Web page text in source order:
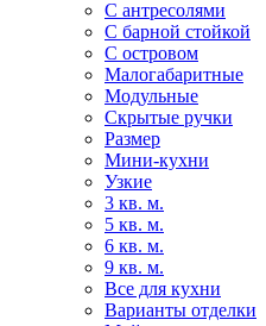
С антресолями
С барной стойкой
С островом
Малогабаритные
Модульные
Скрытые ручки
Размер
Мини-кухни
Узкие
3 кв. м.
5 кв. м.
6 кв. м.
9 кв. м.
Все для кухни
Варианты отделки